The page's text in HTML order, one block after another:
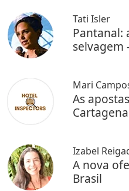
Tati Isler
Pantanal:
selvagem
Mari
As
Cartagena
Izabel
A nova
Brasil